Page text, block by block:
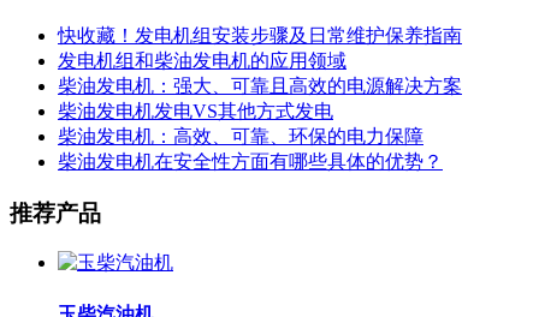
快收藏！发电机组安装步骤及日常维护保养指南
发电机组和柴油发电机的应用领域
柴油发电机：强大、可靠且高效的电源解决方案
柴油发电机发电VS其他方式发电
柴油发电机：高效、可靠、环保的电力保障
柴油发电机在安全性方面有哪些具体的优势？
推荐产品